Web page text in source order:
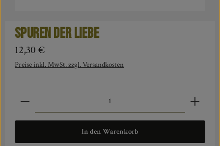
Spuren der Liebe
Regulärer Preis:
12,30 €
Preise inkl. MwSt. zzgl. Versandkosten
Produkt Anzahl: Gib den gewünschten Wert ein oder
In den Warenkorb